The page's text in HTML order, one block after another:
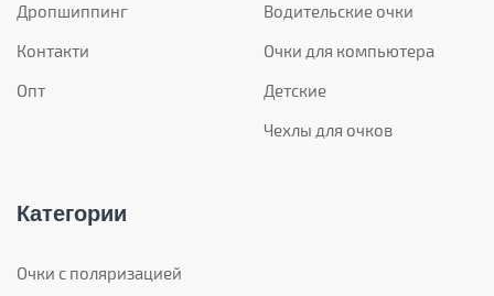
Дропшиппинг
Контакти
Опт
Водительские очки
Очки для компьютера
Детские
Чехлы для очков
Категории
Очки с поляризацией